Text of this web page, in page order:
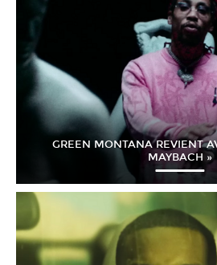
GREEN MONTANA REVIENT
MAYBACH »